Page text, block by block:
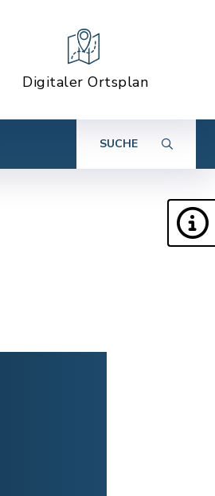
Digitaler Ortsplan
SUCHE